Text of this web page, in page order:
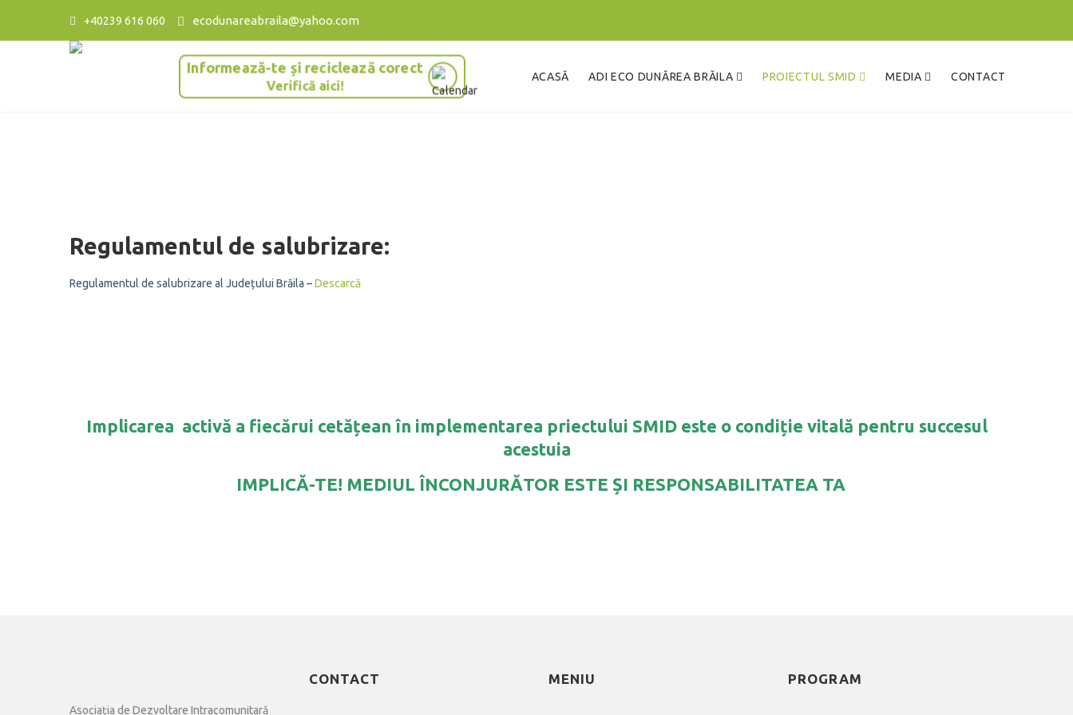
+40239 616 060 ecodunareabraila@yahoo.com
Informează-te și reciclează corect
Verifică aici!
ACASĂ ADI ECO DUNĂREA BRĂILA PROIECTUL SMID MEDIA CONTACT
Regulamentul de salubrizare:
Regulamentul de salubrizare al Județului Brăila –Descarcă
Implicarea activă a fiecărui cetățean în implementarea priectului SMID este o condiție vitală pentru succesul
acestuia
IMPLICĂ-TE! MEDIUL ÎNCONJURĂTOR ESTE ȘI RESPONSABILITATEA TA
Asociația de Dezvoltare Intracomunitară
CONTACT MENIU PROGRAM